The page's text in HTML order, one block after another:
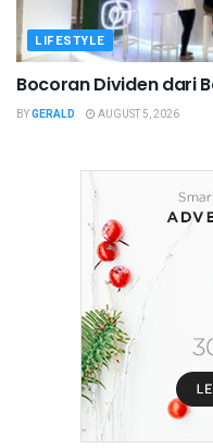
LIFESTYLE
Bocoran Dividen dari
BYGERALD AUGUST 5, 2026